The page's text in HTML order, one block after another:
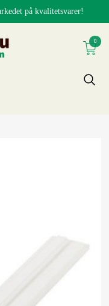
på kvalitetsvarer!
0